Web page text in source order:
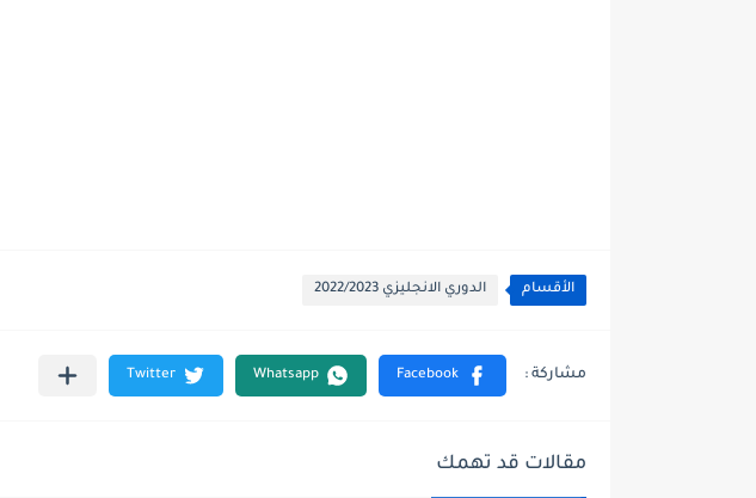
الأقسام الدوري الانجليزي 2022/2023
مقالات قد تهمك